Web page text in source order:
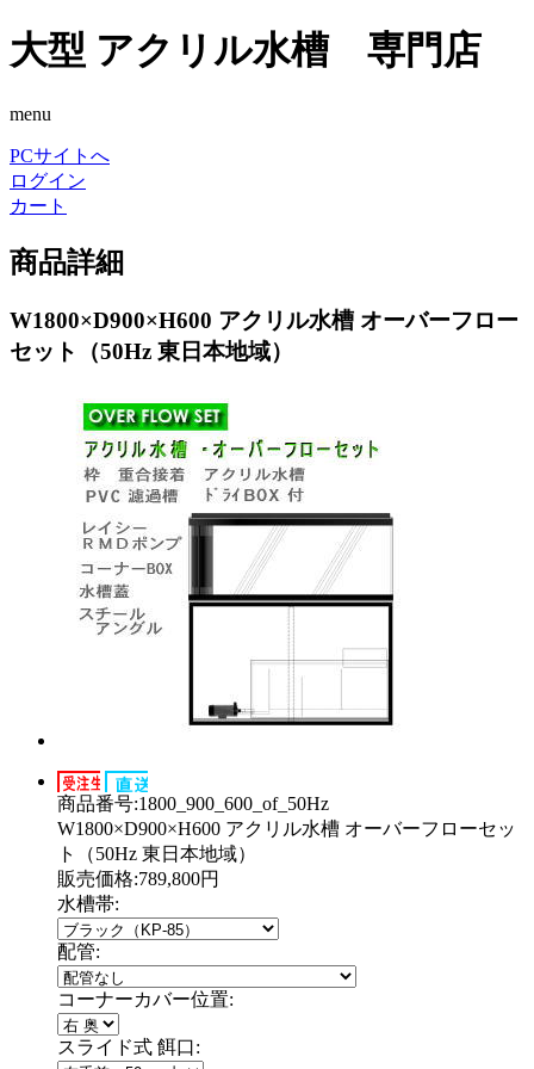
大型 アクリル水槽 専門店
menu
PCサイトへ
ログイン
カート
商品詳細
W1800×D900×H600 アクリル水槽 オーバーフロー
セット（50Hz 東日本地域）
商品番号:1800_900_600_of_50Hz
W1800×D900×H600 アクリル水槽 オーバーフローセッ
ト（50Hz 東日本地域）
販売価格:789,800円
水槽帯:
配管:
コーナーカバー位置:
スライド式 餌口: